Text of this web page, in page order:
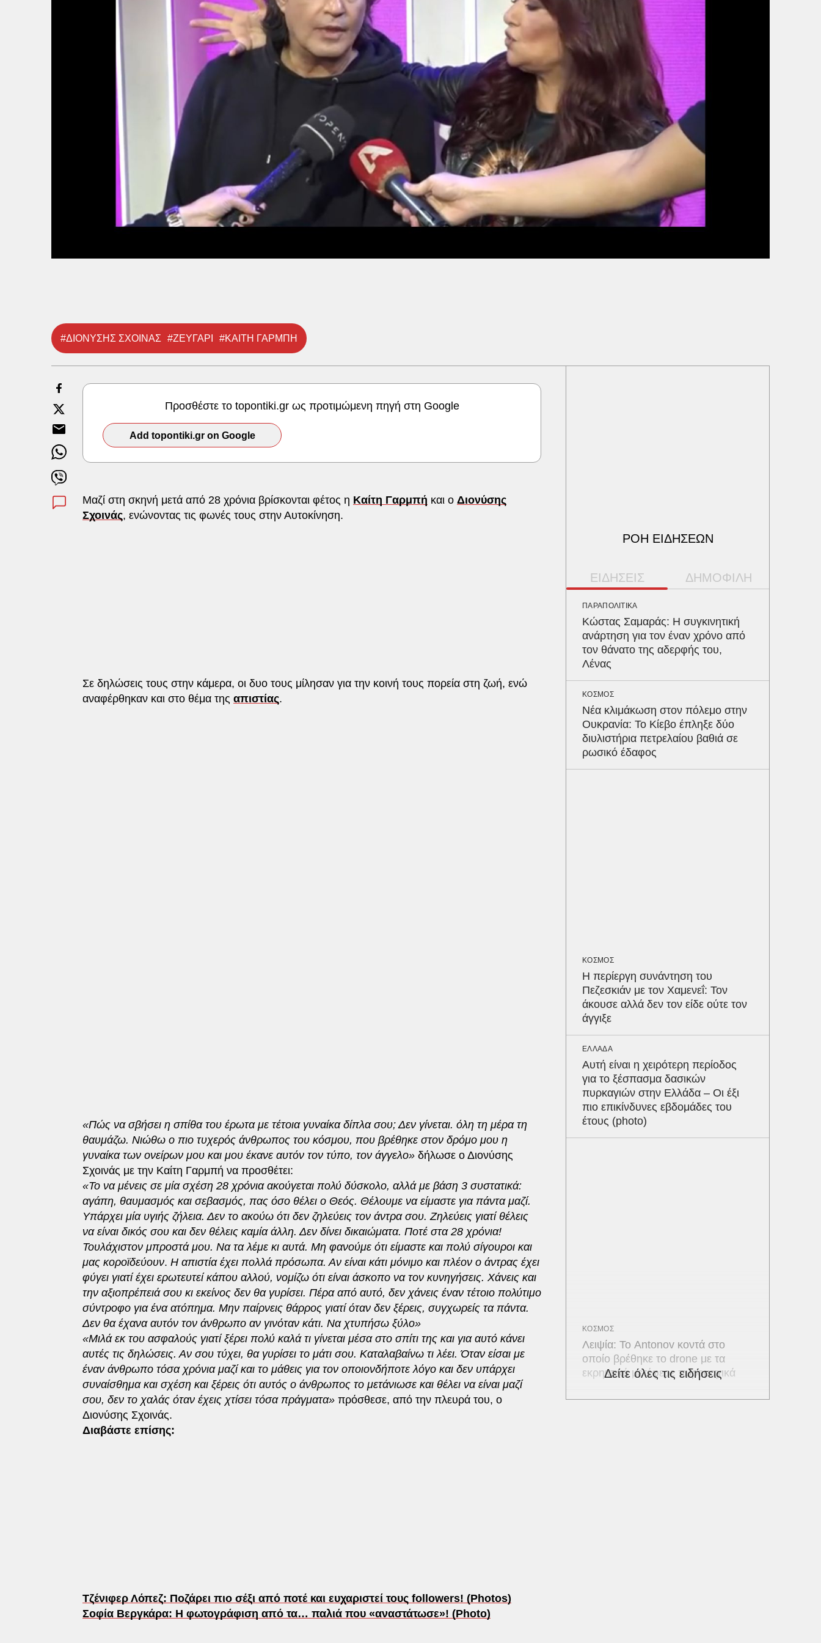
#ΔΙΟΝΥΣΗΣ ΣΧΟΙΝΑΣ #ΖΕΥΓΑΡΙ #ΚΑΙΤΗ ΓΑΡΜΠΗ
Προσθέστε το topontiki.gr ως προτιμώμενη πηγή στη Google
Add topontiki.gr on Google
Μαζί στη σκηνή μετά από 28 χρόνια βρίσκονται φέτος η Καίτη Γαρμπή και ο Διονύσης
Σχοινάς, ενώνοντας τις φωνές τους στην Αυτοκίνηση.
Σε δηλώσεις τους στην κάμερα, οι δυο τους μίλησαν για την κοινή τους πορεία στη ζωή, ενώ
αναφέρθηκαν και στο θέμα της απιστίας.
«Πώς να σβήσει η σπίθα του έρωτα με τέτοια γυναίκα δίπλα σου; Δεν γίνεται. όλη τη μέρα τη
θαυμάζω. Νιώθω ο πιο τυχερός άνθρωπος του κόσμου, που βρέθηκε στον δρόμο μου η
γυναίκα των ονείρων μου και μου έκανε αυτόν τον τύπο, τον άγγελο» δήλωσε ο Διονύσης
Σχοινάς με την Καίτη Γαρμπή να προσθέτει:
«Το να μένεις σε μία σχέση 28 χρόνια ακούγεται πολύ δύσκολο, αλλά με βάση 3 συστατικά:
αγάπη, θαυμασμός και σεβασμός, πας όσο θέλει ο Θεός. Θέλουμε να είμαστε για πάντα μαζί.
Υπάρχει μία υγιής ζήλεια. Δεν το ακούω ότι δεν ζηλεύεις τον άντρα σου. Ζηλεύεις γιατί θέλεις
να είναι δικός σου και δεν θέλεις καμία άλλη. Δεν δίνει δικαιώματα. Ποτέ στα 28 χρόνια!
Τουλάχιστον μπροστά μου. Να τα λέμε κι αυτά. Μη φανούμε ότι είμαστε και πολύ σίγουροι και
μας κοροϊδεύουν. Η απιστία έχει πολλά πρόσωπα. Αν είναι κάτι μόνιμο και πλέον ο άντρας έχει
φύγει γιατί έχει ερωτευτεί κάπου αλλού, νομίζω ότι είναι άσκοπο να τον κυνηγήσεις. Χάνεις και
την αξιοπρέπειά σου κι εκείνος δεν θα γυρίσει. Πέρα από αυτό, δεν χάνεις έναν τέτοιο πολύτιμο
σύντροφο για ένα ατόπημα. Μην παίρνεις θάρρος γιατί όταν δεν ξέρεις, συγχωρείς τα πάντα.
Δεν θα έχανα αυτόν τον άνθρωπο αν γινόταν κάτι. Να χτυπήσω ξύλο»
«Μιλά εκ του ασφαλούς γιατί ξέρει πολύ καλά τι γίνεται μέσα στο σπίτι της και για αυτό κάνει
αυτές τις δηλώσεις. Αν σου τύχει, θα γυρίσει το μάτι σου. Καταλαβαίνω τι λέει. Όταν είσαι με
έναν άνθρωπο τόσα χρόνια μαζί και το μάθεις για τον οποιονδήποτε λόγο και δεν υπάρχει
συναίσθημα και σχέση και ξέρεις ότι αυτός ο άνθρωπος το μετάνιωσε και θέλει να είναι μαζί
σου, δεν το χαλάς όταν έχεις χτίσει τόσα πράγματα» πρόσθεσε, από την πλευρά του, ο
Διονύσης Σχοινάς.
Διαβάστε επίσης:
Τζένιφερ Λόπεζ: Ποζάρει πιο σέξι από ποτέ και ευχαριστεί τους followers! (Photos)
Σοφία Βεργκάρα: Η φωτογράφιση από τα… παλιά που «αναστάτωσε»! (Photo)
ΡΟΗ ΕΙΔΗΣΕΩΝ
ΕΙΔΗΣΕΙΣ ΔΗΜΟΦΙΛΗ
ΠΑΡΑΠΟΛΙΤΙΚΑ
Κώστας Σαμαράς: Η συγκινητική
ανάρτηση για τον έναν χρόνο από
τον θάνατο της αδερφής του,
Λένας
ΚΟΣΜΟΣ
Νέα κλιμάκωση στον πόλεμο στην
Ουκρανία: Το Κίεβο έπληξε δύο
διυλιστήρια πετρελαίου βαθιά σε
ρωσικό έδαφος
ΚΟΣΜΟΣ
Η περίεργη συνάντηση του
Πεζεσκιάν με τον Χαμενεΐ: Τον
άκουσε αλλά δεν τον είδε ούτε τον
άγγιξε
ΕΛΛΑΔΑ
Αυτή είναι η χειρότερη περίοδος
για το ξέσπασμα δασικών
πυρκαγιών στην Ελλάδα – Οι έξι
πιο επικίνδυνες εβδομάδες του
έτους (photo)
ΚΟΣΜΟΣ
Λειψία: Το Antonov κοντά στο
οποίο βρέθηκε το drone με τα
εκρηκτικά μετέφερε πυρομαχικά
Δείτε όλες τις ειδήσεις